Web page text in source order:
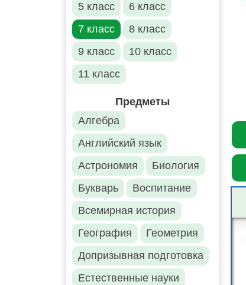
5 класс
6 класс
7 класс
8 класс
9 класс
10 класс
11 класс
Предметы
Алгебра
Английский язык
Астрономия
Биология
Букварь
Воспитание
Всемирная история
География
Геометрия
Допризывная подготовка
Естественные науки